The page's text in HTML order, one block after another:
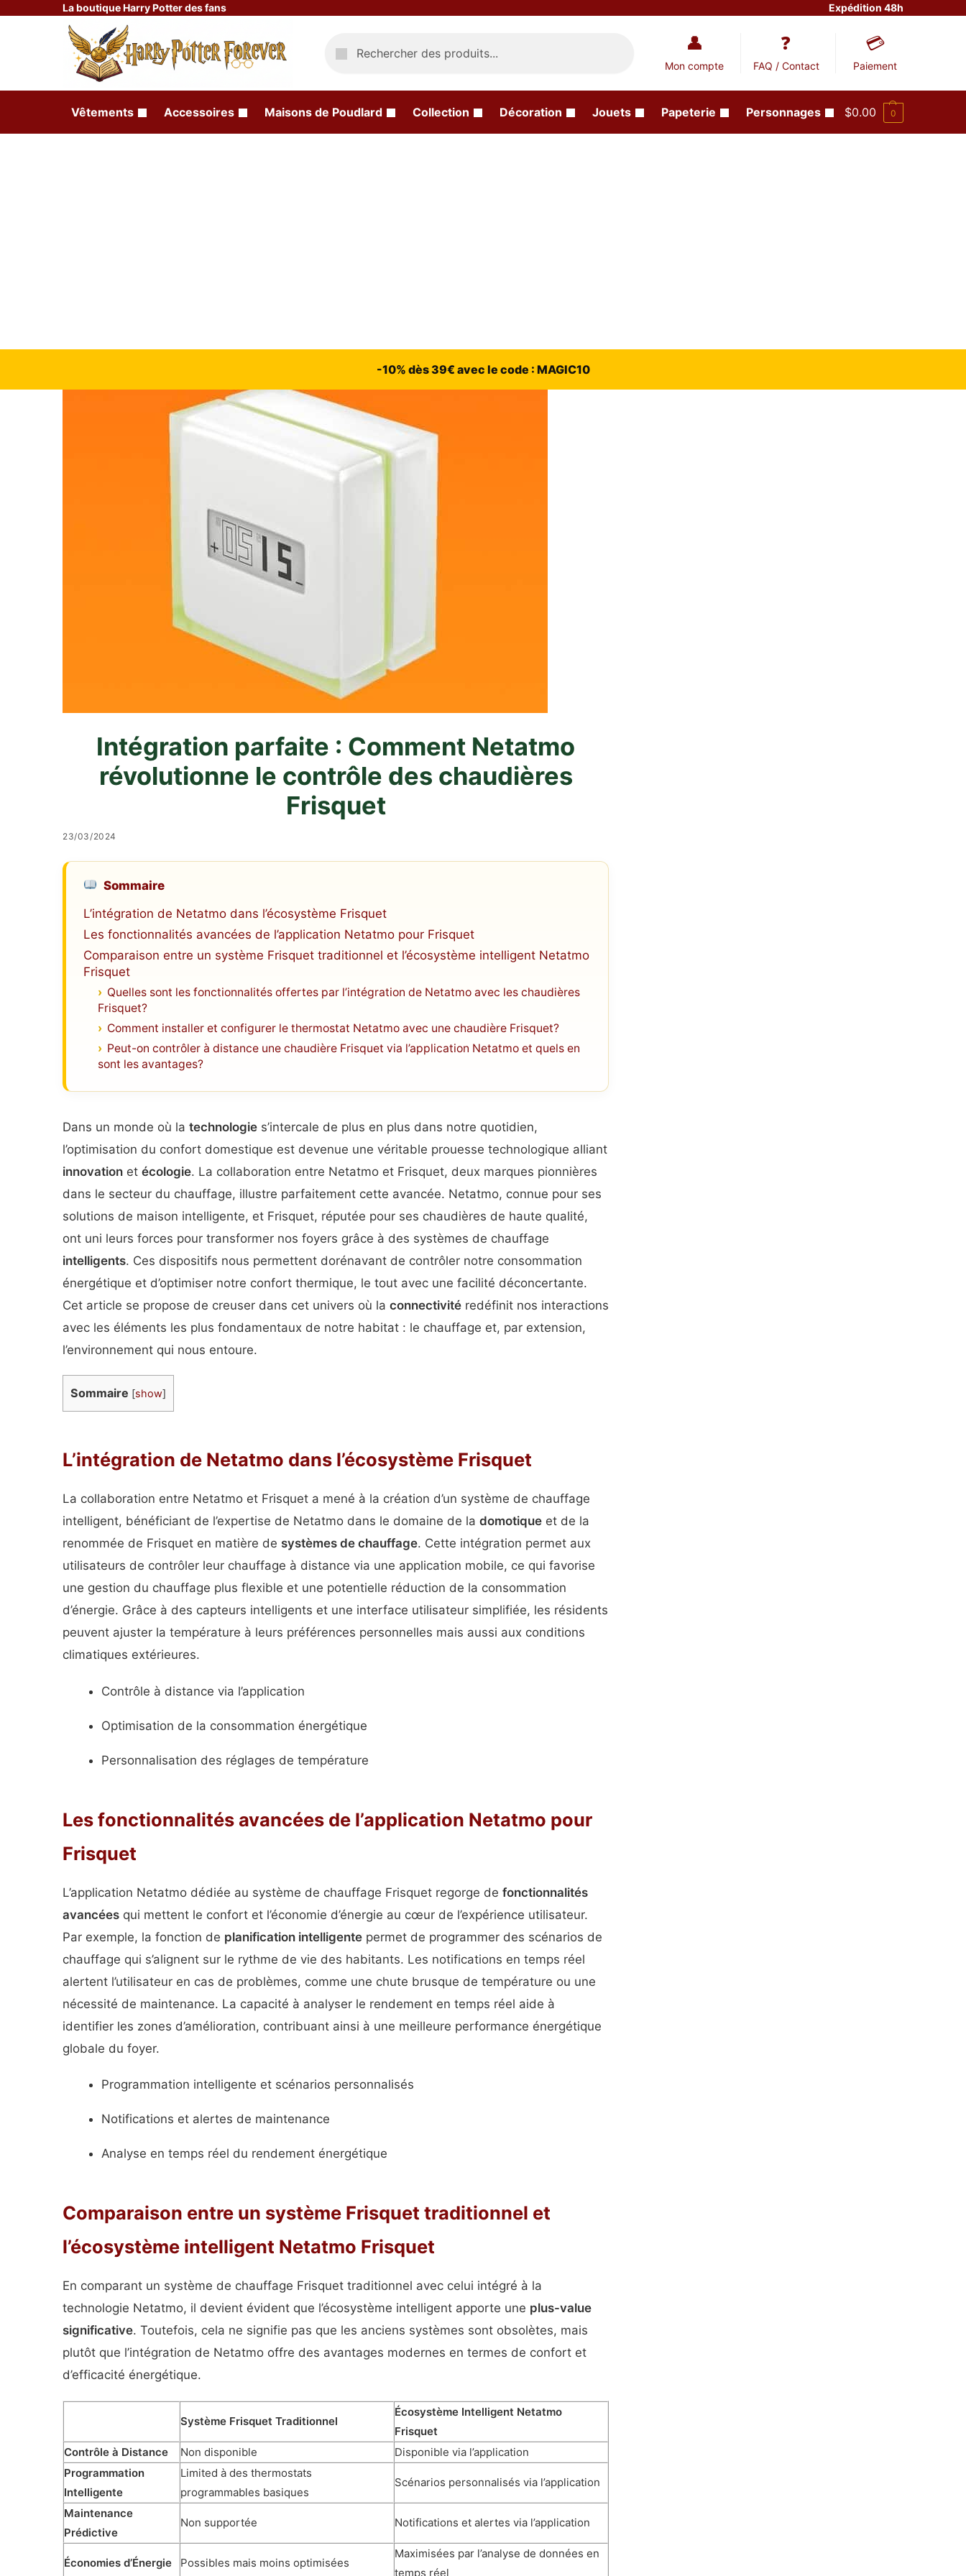
La boutique Harry Potter des fans Expédition 48h
Mon compte FAQ / Contact Paiement
Vêtements Accessoires Maisons de Poudlard Collection Décoration Jouets Papeterie Personnages $0.00 0
-10% dès 39€ avec le code : MAGIC10
Intégration parfaite : Comment Netatmo
révolutionne le contrôle des chaudières
Frisquet
23/03/2024
Sommaire
L’intégration de Netatmo dans l’écosystème Frisquet
Les fonctionnalités avancées de l’application Netatmo pour Frisquet
Comparaison entre un système Frisquet traditionnel et l’écosystème intelligent Netatmo
Frisquet
Quelles sont les fonctionnalités offertes par l’intégration de Netatmo avec les chaudières
Frisquet?
Comment installer et configurer le thermostat Netatmo avec une chaudière Frisquet?
Peut-on contrôler à distance une chaudière Frisquet via l’application Netatmo et quels en
sont les avantages?
Dans un monde où la technologie s’intercale de plus en plus dans notre quotidien,
l’optimisation du confort domestique est devenue une véritable prouesse technologique alliant
innovation et écologie. La collaboration entre Netatmo et Frisquet, deux marques pionnières
dans le secteur du chauffage, illustre parfaitement cette avancée. Netatmo, connue pour ses
solutions de maison intelligente, et Frisquet, réputée pour ses chaudières de haute qualité,
ont uni leurs forces pour transformer nos foyers grâce à des systèmes de chauffage
intelligents. Ces dispositifs nous permettent dorénavant de contrôler notre consommation
énergétique et d’optimiser notre confort thermique, le tout avec une facilité déconcertante.
Cet article se propose de creuser dans cet univers où la connectivité redéfinit nos interactions
avec les éléments les plus fondamentaux de notre habitat : le chauffage et, par extension,
l’environnement qui nous entoure.
Sommaire [show]
L’intégration de Netatmo dans l’écosystème Frisquet
La collaboration entre Netatmo et Frisquet a mené à la création d’un système de chauffage
intelligent, bénéficiant de l’expertise de Netatmo dans le domaine de la domotique et de la
renommée de Frisquet en matière de systèmes de chauffage. Cette intégration permet aux
utilisateurs de contrôler leur chauffage à distance via une application mobile, ce qui favorise
une gestion du chauffage plus flexible et une potentielle réduction de la consommation
d’énergie. Grâce à des capteurs intelligents et une interface utilisateur simplifiée, les résidents
peuvent ajuster la température à leurs préférences personnelles mais aussi aux conditions
climatiques extérieures.
Contrôle à distance via l’application
Optimisation de la consommation énergétique
Personnalisation des réglages de température
Les fonctionnalités avancées de l’application Netatmo pour
Frisquet
L’application Netatmo dédiée au système de chauffage Frisquet regorge de fonctionnalités
avancées qui mettent le confort et l’économie d’énergie au cœur de l’expérience utilisateur.
Par exemple, la fonction de planification intelligente permet de programmer des scénarios de
chauffage qui s’alignent sur le rythme de vie des habitants. Les notifications en temps réel
alertent l’utilisateur en cas de problèmes, comme une chute brusque de température ou une
nécessité de maintenance. La capacité à analyser le rendement en temps réel aide à
identifier les zones d’amélioration, contribuant ainsi à une meilleure performance énergétique
globale du foyer.
Programmation intelligente et scénarios personnalisés
Notifications et alertes de maintenance
Analyse en temps réel du rendement énergétique
Comparaison entre un système Frisquet traditionnel et
l’écosystème intelligent Netatmo Frisquet
En comparant un système de chauffage Frisquet traditionnel avec celui intégré à la
technologie Netatmo, il devient évident que l’écosystème intelligent apporte une plus-value
significative. Toutefois, cela ne signifie pas que les anciens systèmes sont obsolètes, mais
plutôt que l’intégration de Netatmo offre des avantages modernes en termes de confort et
d’efficacité énergétique.
Système Frisquet Traditionnel
Écosystème Intelligent Netatmo
Frisquet
Contrôle à Distance
Non disponible
Disponible via l’application
Programmation
Intelligente
Limited à des thermostats
programmables basiques
Scénarios personnalisés via l’application
Maintenance
Prédictive
Non supportée Notifications et alertes via l’application
Économies d’Énergie Possibles mais moins optimisées
Maximisées par l’analyse de données en
temps réel